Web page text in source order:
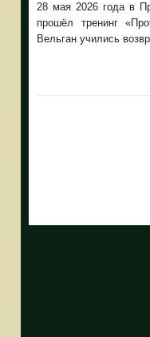
28 мая 2026 года в
прошёл тренинг
Вельган учились